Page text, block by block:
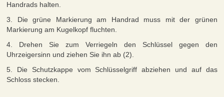
Handrads halten.
3. Die grüne Markierung am Handrad muss mit der grünen
Markierung am Kugelkopf fluchten.
4. Drehen Sie zum Verriegeln den Schlüssel gegen den
Uhrzeigersinn und ziehen Sie ihn ab (2).
5. Die Schutzkappe vom Schlüsselgriff abziehen und auf das
Schloss stecken.